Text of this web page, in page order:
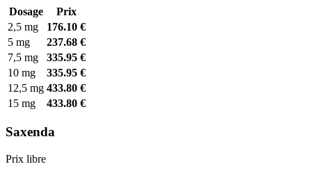
Dosage
Prix
2,5 mg
176.10 €
5 mg
237.68 €
7,5 mg
335.95 €
10 mg
335.95 €
12,5 mg 433.80 €
15 mg
433.80 €
Saxenda
Prix libre